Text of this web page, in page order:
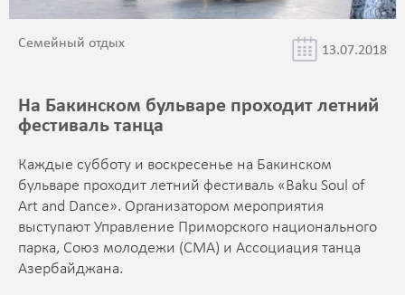
Семейный отдых 13.07.2018
На Бакинском бульваре проходит летний
фестиваль танца
Каждые субботу и воскресенье на Бакинском
бульваре проходит летний фестиваль «Baku Soul of
Art and Dance». Организатором мероприятия
выступают Управление Приморского национального
парка, Союз молодежи (СМА) и Ассоциация танца
Азербайджана.